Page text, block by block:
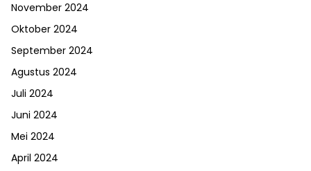
November 2024
Oktober 2024
September 2024
Agustus 2024
Juli 2024
Juni 2024
Mei 2024
April 2024